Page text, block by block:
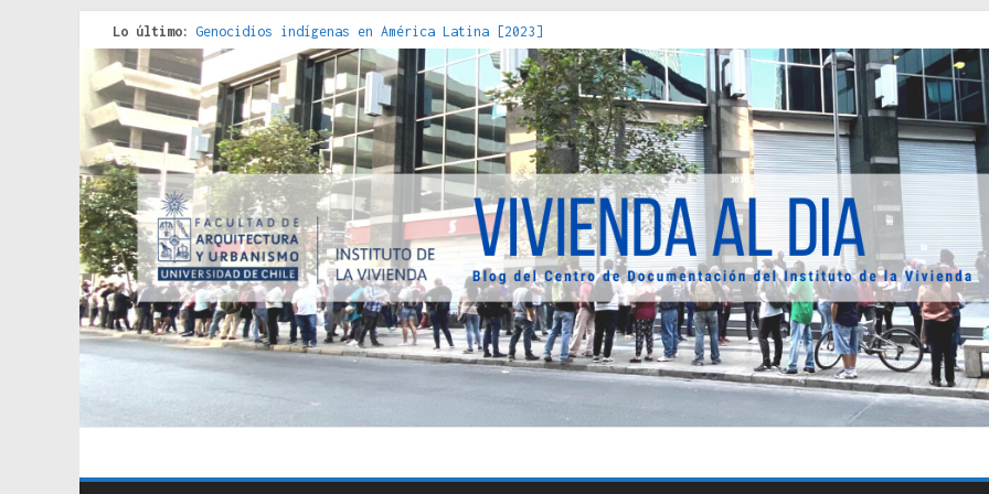
Lo último: Genocidios indígenas en América Latina [2023]
Estudios sobre la espacialización de los Estados : políticas, prácticas y representaciones [2022]
Donde el pedernal choca con el acero : hacia una teoría crítica de las fronteras latinoamericanas
Criterios técnicos para una vivienda adecuada [2019]
Red de consultorios de la Caja del Seguro Obrero en Santiago : un patrimonio emblemático [2014]